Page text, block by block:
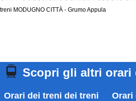
treni MODUGNO CITTÀ - Grumo Appula
Scopri gli altri orari
Orari dei treni dei treni
Orari